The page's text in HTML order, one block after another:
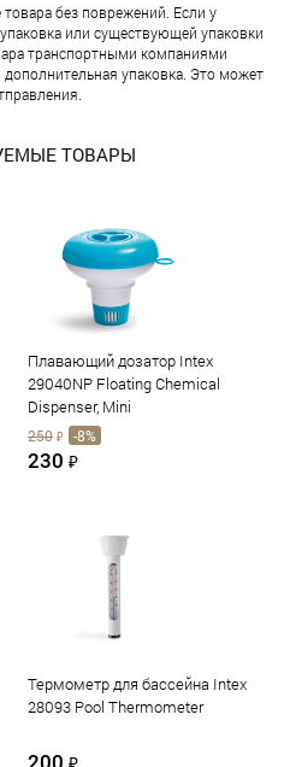
товара без поврежений. Если у
или существующей упаковки
транспортными компаниями
упаковка. Это может
ТОВАРЫ
Плавающий дозатор Intex
29040NP Floating Chemical
Dispenser, Mini
250 ₽ -8%
230 ₽
Термометр для бассейна Intex
28093 Pool Thermometer
200 ₽